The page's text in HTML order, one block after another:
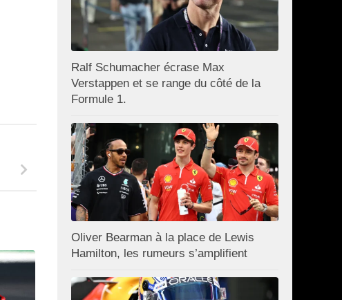
Ralf Schumacher écrase Max
Verstappen et se range du côté de la
Formule 1.
Oliver Bearman à la place de Lewis
Hamilton, les rumeurs s’amplifient